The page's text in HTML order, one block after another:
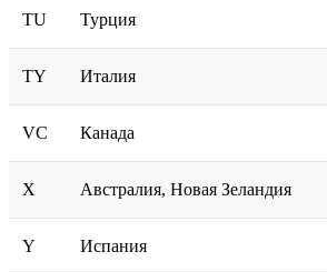
TU Турция
TY Италия
VC Канада
X Австралия, Новая Зеландия
Y Испания